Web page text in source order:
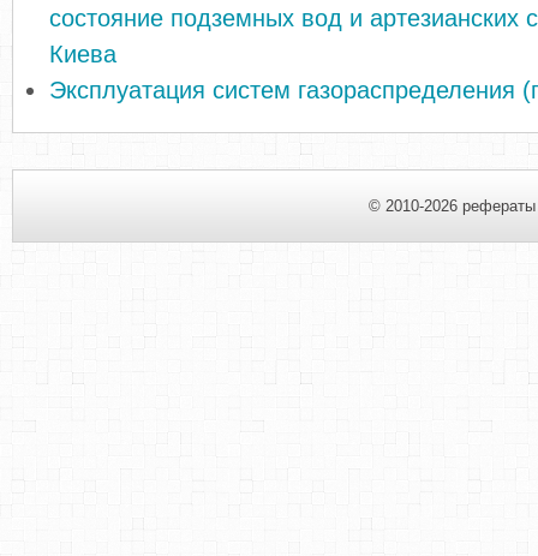
состояние подземных вод и артезианских
Киева
Эксплуатация систем газораспределения
© 2010-2026 рефераты